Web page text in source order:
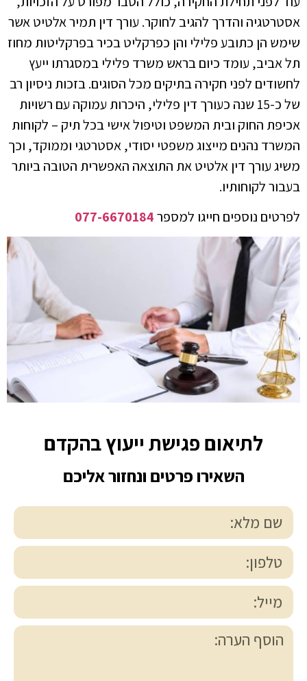
אסטרטגיה והדרך להגיב לחוקר. עורך דין תמיר אלטיט אשר
שימש הן כתובע פלילי והן כפרקליט בכיר בפרקליטות מחוז
תל אביב, עומד כיום בראש משרד פלילי במסגרתו ייעץ
לחשודים לפני חקירה בתיקים מכל הסוגים. בזכות ניסיון רב
של כ-15 שנה כעורך דין פלילי, היכרות עמוקה עם רשויות
אכיפת החוק ובית המשפט וטיפול אישי בכל תיק – לקוחות
המשרד נהנים מייצוג משפטי יסודי, אסטרטגי וממוקד, וכך
משיג עורך דין אלטיט את התוצאה האפשרית הטובה ביותר
בעבור לקוחותיו.
לפרטים נוספים חייגו למספר077-6670184
לתיאום פגישת ייעוץ בהקדם
השאירו פרטים ונחזור אליכם